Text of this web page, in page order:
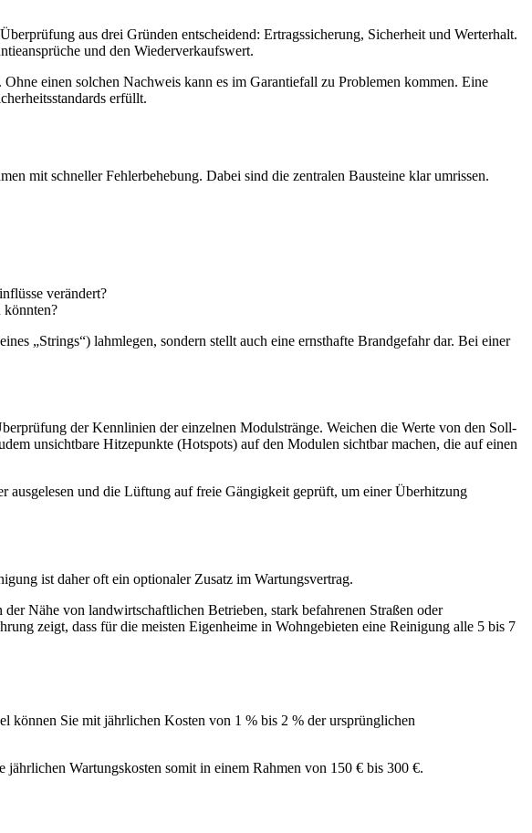
aus drei Gründen entscheidend: Ertragssicherung, Sicherheit und Werterhalt.
und den Wiederverkaufswert.
einen solchen Nachweis kann es im Garantiefall zu Problemen kommen. Eine
erfüllt.
mit schneller Fehlerbehebung. Dabei sind die zentralen Bausteine klar umrissen.
verändert?
könnten?
„Strings“) lahmlegen, sondern stellt auch eine ernsthafte Brandgefahr dar. Bei einer
der Kennlinien der einzelnen Modulstränge. Weichen die Werte von den Soll-
unsichtbare Hitzepunkte (Hotspots) auf den Modulen sichtbar machen, die auf einen
und die Lüftung auf freie Gängigkeit geprüft, um einer Überhitzung
ist daher oft ein optionaler Zusatz im Wartungsvertrag.
Nähe von landwirtschaftlichen Betrieben, stark befahrenen Straßen oder
zeigt, dass für die meisten Eigenheime in Wohngebieten eine Reinigung alle 5 bis 7
können Sie mit jährlichen Kosten von 1 % bis 2 % der ursprünglichen
Wartungskosten somit in einem Rahmen von 150 € bis 300 €.